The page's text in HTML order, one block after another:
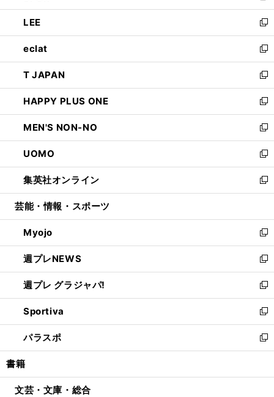
開
く
ウ
で
開
く
ン
ド
ウ
で
開
く
ウ
ィ
ン
ド
ウ
で
開
く
し
い
ウ
ィ
ン
ド
ウ
で
開
く
LEE
新
し
い
ウ
ィ
ン
ド
ウ
で
開
く
eclat
新
し
い
ウ
ィ
ン
ド
ウ
で
開
く
T JAPAN
新
し
い
ウ
ィ
ン
ド
ウ
で
開
HAPPY PLUS ONE
新
し
い
ウ
ィ
ン
ド
ウ
開
く
MEN'S NON-NO
新
し
い
ウ
ィ
ン
ウ
で
開
く
UOMO
新
し
い
ウ
ン
ド
ウ
で
開
く
集英社オンライン
新
し
ウ
ィ
ン
ド
ウ
で
開
く
芸能・情報・スポーツ
Myojo
新
し
い
ウ
ィ
ン
ド
ウ
で
開
週プレNEWS
新
し
い
ウ
ィ
ン
ド
ウ
開
週プレ グラジャパ!
新
し
い
ウ
ィ
ン
ウ
Sportiva
新
し
い
ウ
ン
パラスポ
新
し
ウ
書籍
文芸・文庫・総合